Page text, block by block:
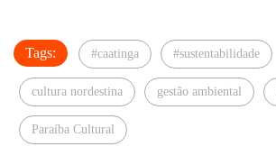
Tags: #caatinga #sustentabilidade
cultura nordestina gestão ambiental
Paraíba Cultural